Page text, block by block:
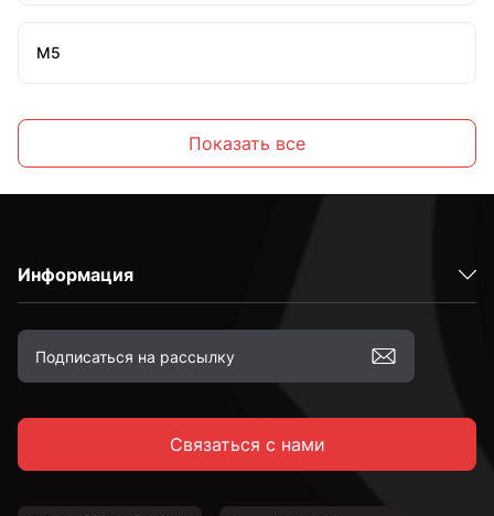
М5
М10
М12
Показать все
Информация
Связаться с нами